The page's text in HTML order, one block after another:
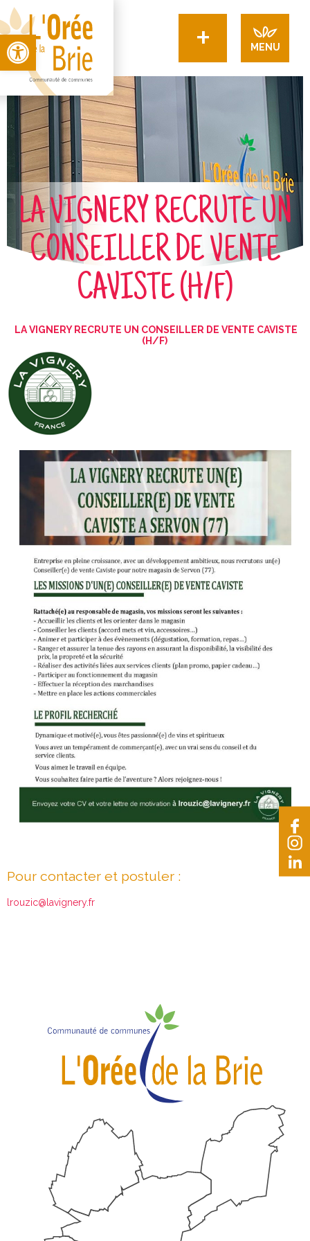
Open toolbar + MENU
LA VIGNERY RECRUTE UN
CONSEILLER DE VENTE
CAVISTE (H/F)
LA VIGNERY RECRUTE UN CONSEILLER DE VENTE CAVISTE
(H/F)
Pour contacter et postuler :
lrouzic@lavignery.fr